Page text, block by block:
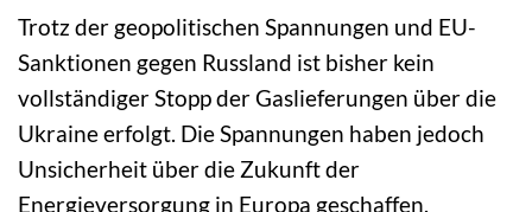
Trotz der geopolitischen Spannungen und EU-
Sanktionen gegen Russland ist bisher kein
vollständiger Stopp der Gaslieferungen über die
Ukraine erfolgt. Die Spannungen haben jedoch
Unsicherheit über die Zukunft der
Energieversorgung in Europa geschaffen.